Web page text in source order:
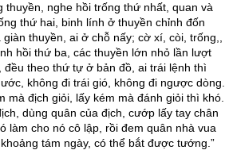
thuyền, nghe hồi trống thứ nhất, quan và
thứ hai, binh lính ở thuyền chỉnh đốn
thuyền, ai ở chỗ nấy; cờ xí, còi, trống,,
hồi thứ ba, các thuyền lớn nhỏ lần lượt
theo thứ tự ở bản đồ, ai trái lệnh thì
không đi trái gió, không đi ngược dòng.
địch giỏi, lấy kém mà đánh giỏi thì khó.
dùng quân của địch, cướp lấy tay chân
làm cho nó cô lập, rồi đem quân nhà vua
tám ngày, có thể bắt được tướng.”